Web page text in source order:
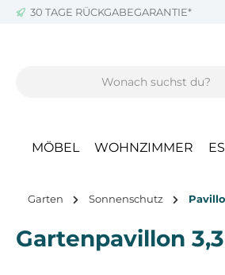
Hauptinhalt springen
Zur Suche springen
Zur Hauptnavigation springen
30 TAGE RÜCKGABEGARANTIE*
MÖBEL WOHNZIMMER
Garten Sonnenschutz
Gartenpavillon